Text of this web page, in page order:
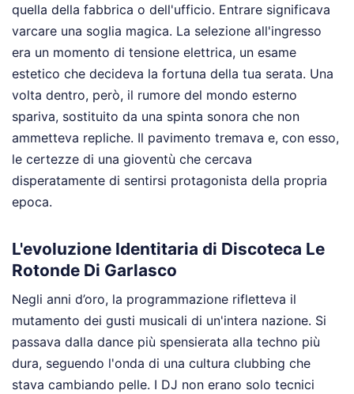
quella della fabbrica o dell'ufficio. Entrare significava
varcare una soglia magica. La selezione all'ingresso
era un momento di tensione elettrica, un esame
estetico che decideva la fortuna della tua serata. Una
volta dentro, però, il rumore del mondo esterno
spariva, sostituito da una spinta sonora che non
ammetteva repliche. Il pavimento tremava e, con esso,
le certezze di una gioventù che cercava
disperatamente di sentirsi protagonista della propria
epoca.
L'evoluzione Identitaria di Discoteca Le
Rotonde Di Garlasco
Negli anni d’oro, la programmazione rifletteva il
mutamento dei gusti musicali di un'intera nazione. Si
passava dalla dance più spensierata alla techno più
dura, seguendo l'onda di una cultura clubbing che
stava cambiando pelle. I DJ non erano solo tecnici